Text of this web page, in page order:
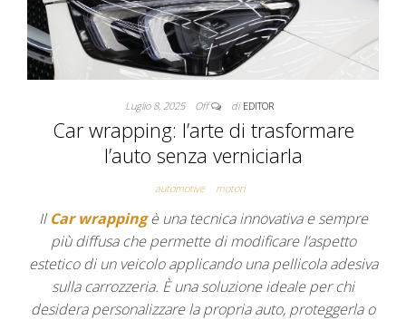
Luglio 8, 2025 Off di EDITOR
Car wrapping: l’arte di trasformare
l’auto senza verniciarla
automotive motori
Il Car wrappingè una tecnica innovativa e sempre
più diffusa che permette di modificare l’aspetto
estetico di un veicolo applicando una pellicola adesiva
sulla carrozzeria. È una soluzione ideale per chi
desidera personalizzare la propria auto, proteggerla o